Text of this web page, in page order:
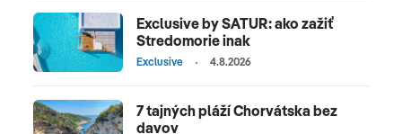
Exclusive by SATUR: ako zažiť
Stredomorie inak
Exclusive 4.8.2026
7 tajných pláží Chorvátska bez
davov